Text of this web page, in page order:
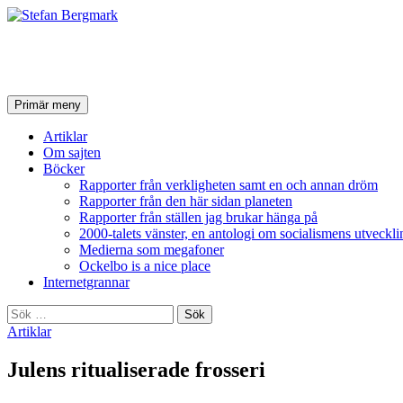
SökPrimär meny Hoppa
till
innehåll
Artiklar
Om sajten
Böcker
Rapporter från verkligheten samt en och annan dröm
Rapporter från den här sidan planeten
Rapporter från ställen jag brukar hänga på
2000-talets vänster, en antologi om socialismens
Medierna som megafoner
Ockelbo is a nice place
Internetgrannar
Sök
efter:
Artiklar
Julens ritualiserade frosseri